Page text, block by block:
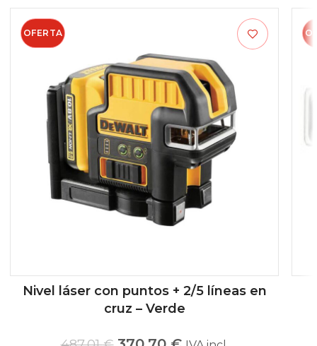
OFERTA
Nivel láser con puntos + 2/5 líneas en
cruz – Verde